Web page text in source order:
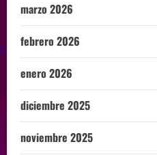
marzo 2026
febrero 2026
enero 2026
diciembre 2025
noviembre 2025